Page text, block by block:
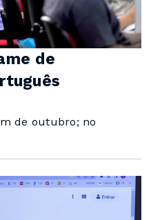
de
de outubro; no